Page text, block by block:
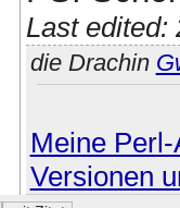
Last edited:
die Drachin
Meine
Versionen